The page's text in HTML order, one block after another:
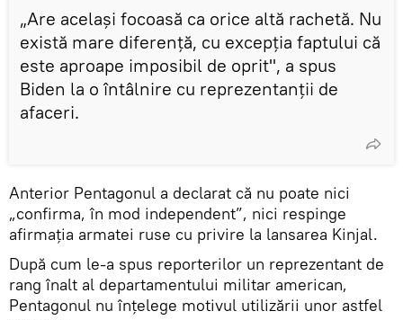
„Are același focoasă ca orice altă rachetă. Nu
există mare diferență, cu excepția faptului că
este aproape imposibil de oprit", a spus
Biden la o întâlnire cu reprezentanții de
afaceri.
Anterior Pentagonul a declarat că nu poate nici
„confirma, în mod independent”, nici respinge
afirmația armatei ruse cu privire la lansarea Kinjal.
După cum le-a spus reporterilor un reprezentant de
rang înalt al departamentului militar american,
Pentagonul nu înțelege motivul utilizării unor astfel